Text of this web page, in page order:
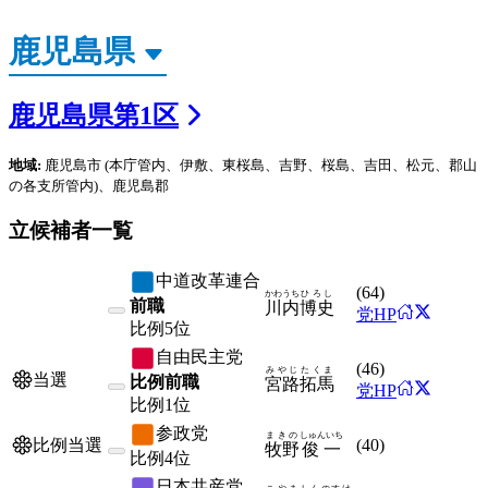
鹿児島県第1区
地域: 鹿児島市 (本庁管内、伊敷、東桜島、吉野、桜島、吉田、松元、郡山
の各支所管内)、鹿児島郡
立候補者一覧
中道改革連合
前職
比例 5位
川内
かわうち
博史
ひろし (64)
党HP
当選
自由民主党
比例前職
比例 1位
宮路
みやじ
拓馬
たくま (46)
党HP
比例当選
参政党
比例4位 牧野
まきの
俊一
しゅんいち
(40)